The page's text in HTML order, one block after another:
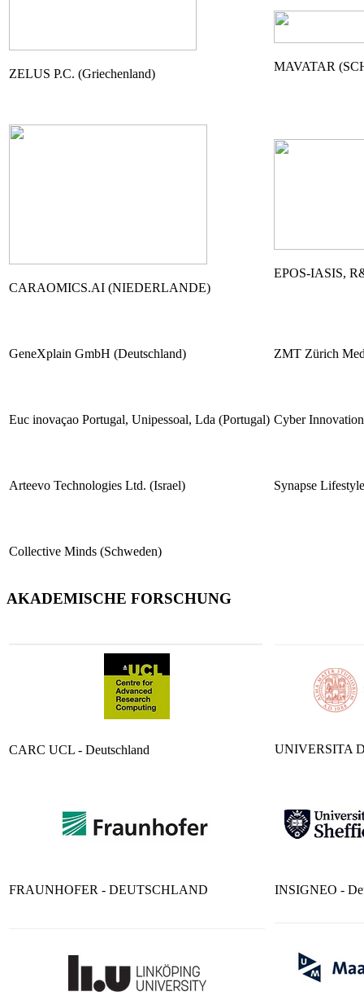
ZELUS P.C. (Griechenland)
MAVATAR
CARAOMICS.AI (NIEDERLANDE)
EPOS-IASIS,
GeneXplain GmbH (Deutschland) ZMT Zürich
Euc inovaçao Portugal, Unipessoal, Lda (Portugal) Cyber
Arteevo Technologies Ltd. (Israel) Synapse
Collective Minds (Schweden)
AKADEMISCHE FORSCHUNG
CARC UCL - Deutschland UNIVERSITA
FRAUNHOFER - DEUTSCHLAND INSIGNEO -